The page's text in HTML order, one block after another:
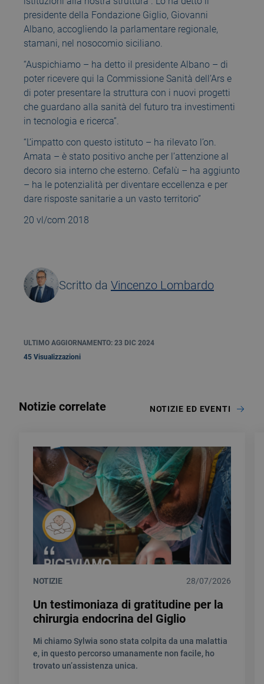
presidente della Fondazione Giglio, Giovanni
Albano, accogliendo la parlamentare regionale,
stamani, nel nosocomio siciliano.
“Auspichiamo – ha detto il presidente Albano – di
poter ricevere qui la Commissione Sanità dell’Ars e
di poter presentare la struttura con i nuovi progetti
che guardano alla sanità del futuro tra investimenti
in tecnologia e ricerca”.
“L’impatto con questo istituto – ha rilevato l’on.
Amata – è stato positivo anche per l’attenzione al
decoro sia interno che esterno. Cefalù – ha aggiunto
– ha le potenzialità per diventare eccellenza e per
dare risposte sanitarie a un vasto territorio”
20 vl/com 2018
Scritto da Vincenzo Lombardo
ULTIMO AGGIORNAMENTO: 23 DIC 2024
45 Visualizzazioni
Notizie correlate NOTIZIE ED EVENTI
NOTIZIE 28/07/2026
Un testimoniaza di gratitudine per la
chirurgia endocrina del Giglio
Mi chiamo Sylwia sono stata colpita da una malattia
e, in questo percorso umanamente non facile, ho
trovato un’assistenza unica.